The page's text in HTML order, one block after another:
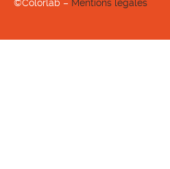
©Colorlab – Mentions légales